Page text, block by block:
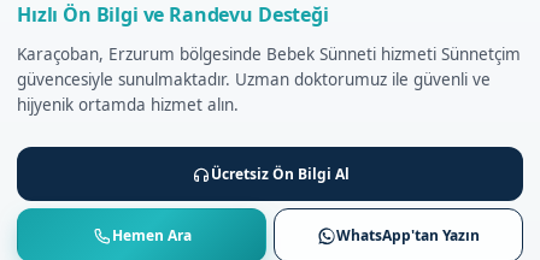
Hızlı Ön Bilgi ve Randevu Desteği
Karaçoban, Erzurum bölgesinde Bebek Sünneti hizmeti Sünnetçim
güvencesiyle sunulmaktadır. Uzman doktorumuz ile güvenli ve
hijyenik ortamda hizmet alın.
Ücretsiz Ön Bilgi Al
Hemen Ara WhatsApp'tan Yazın